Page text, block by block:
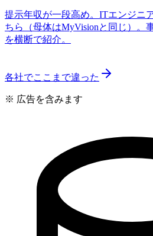
提示年収が一段高め。ITエンジニ
ちら（母体はMyVisionと同じ）。
を横断で紹介。
各社でここまで違った
※ 広告を含みます